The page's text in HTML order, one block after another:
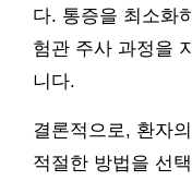
다. 통증을 최소화
험관 주사 과정을
니다.
결론적으로, 환자
적절한 방법을 선